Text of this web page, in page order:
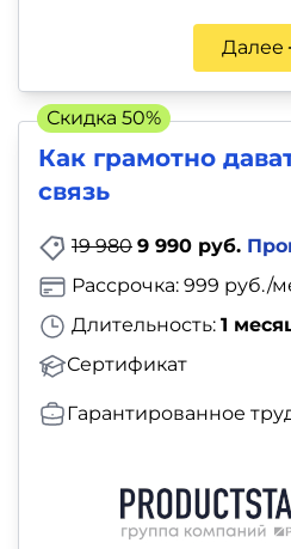
Далее
Как грамотно
связь
19 980 9 990 руб.
Длительность: 1
Сертификат
Рассрочка: 999 руб./
Гарантированное
Скидка 50%